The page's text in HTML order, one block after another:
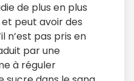
de plus en plus
peut avoir des
n’est pas pris en
par une
à réguler